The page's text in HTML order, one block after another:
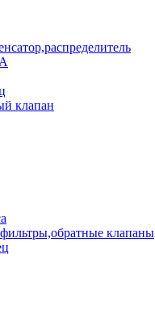
клапан
клапаны